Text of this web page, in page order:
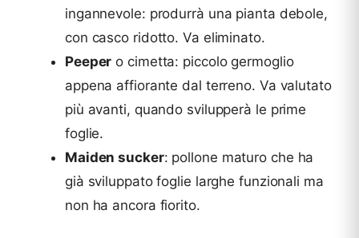
ingannevole: produrrà una pianta debole,
con casco ridotto. Va eliminato.
Peeper o cimetta: piccolo germoglio
appena affiorante dal terreno. Va valutato
più avanti, quando svilupperà le prime
foglie.
Maiden sucker: pollone maturo che ha
già sviluppato foglie larghe funzionali ma
non ha ancora fiorito.